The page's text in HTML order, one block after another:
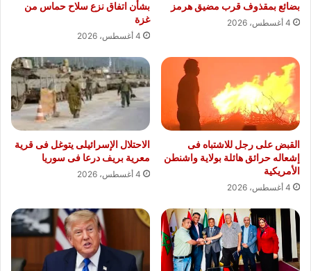
بضائع بمقذوف قرب مضيق هرمز
4 أغسطس، 2026
بشأن اتفاق نزع سلاح حماس من
غزة
4 أغسطس، 2026
القبض على رجل للاشتباه فى
إشعاله حرائق هائلة بولاية واشنطن
الأمريكية
4 أغسطس، 2026
الاحتلال الإسرائيلى يتوغل فى قرية
معرية بريف درعا فى سوريا
4 أغسطس، 2026